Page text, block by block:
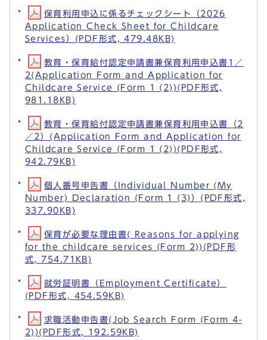
保育利用申込に係るチェックシート（2026
Application Check Sheet for Childcare
Services）(PDF形式, 479.48KB)
教育・保育給付認定申請書兼保育利用申込書1／
2(Application Form and Application for
Childcare Service (Form 1 (2))(PDF形式,
981.18KB)
教育・保育給付認定申請書兼保育利用申込書（2
／2）(Application Form and Application for
Childcare Service (Form 1 (2))(PDF形式,
942.79KB)
個人番号申告書（Individual Number (My
Number) Declaration (Form 1 (3)）(PDF形式,
337.90KB)
保育が必要な理由書( Reasons for applying
for the childcare services (Form 2))(PDF形
式, 754.71KB)
就労証明書（Employment Certificate）
(PDF形式, 454.59KB)
求職活動申告書(Job Search Form (Form 4-
2))(PDF形式, 192.59KB)